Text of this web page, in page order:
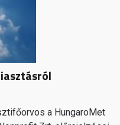
a HungaroMet